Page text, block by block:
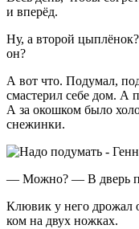
и вперёд.
Ну, а второй
он?
А вот что. Подумал,
смастерил себе дом. А
А за окошком было
снежинки.
— Можно? — В дверь
Клювик у него дрожал
ком на двух ножках.